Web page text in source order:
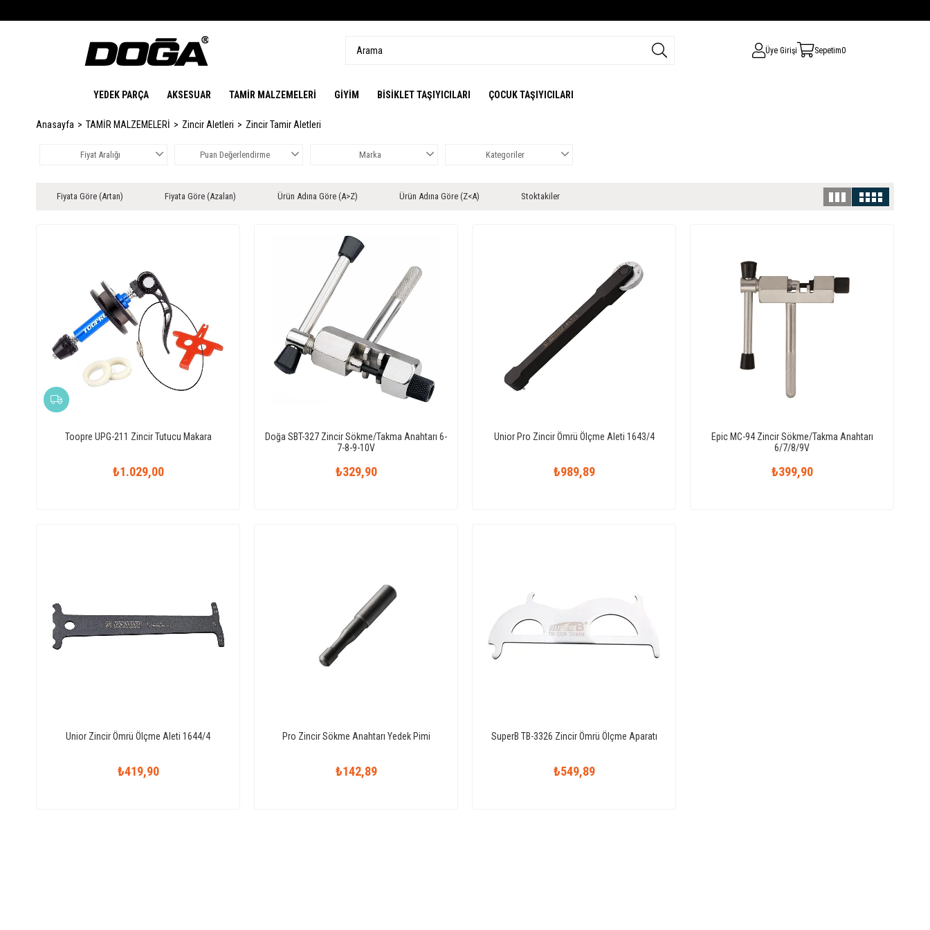
Üye Girişi Sepetim0
YEDEK PARÇA AKSESUAR TAMİR MALZEMELERİ GİYİM BİSİKLET TAŞIYICILARI ÇOCUK TAŞIYICILARI
Anasayfa TAMİR MALZEMELERİ Zincir Aletleri Zincir Tamir Aletleri
Fiyat Aralığı Puan Değerlendirme Marka Kategoriler
Fiyata Göre (Artan) Fiyata Göre (Azalan) Ürün Adına Göre (A>Z) Ürün Adına Göre (Z<A) Stoktakiler
Toopre UPG-211 Zincir Tutucu Makara
₺1.029,00
Doğa SBT-327 Zincir Sökme/Takma Anahtarı 6-
7-8-9-10V
₺329,90
Unior Pro Zincir Ömrü Ölçme Aleti 1643/4
₺989,89
Epic MC-94 Zincir Sökme/Takma Anahtarı
6/7/8/9V
₺399,90
Unior Zincir Ömrü Ölçme Aleti 1644/4
₺419,90
Pro Zincir Sökme Anahtarı Yedek Pimi
₺142,89
SuperB TB-3326 Zincir Ömrü Ölçme Aparatı
₺549,89